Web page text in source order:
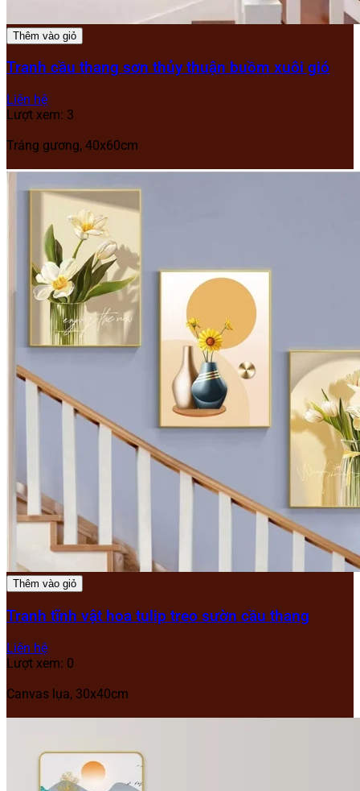
Thêm vào giỏ
Tranh cầu thang sơn thủy thuận buồm xuôi gió
Liên hệ
Lượt xem: 3
Tráng gương, 40x60cm
Thêm vào giỏ
Tranh tĩnh vật hoa tulip treo sườn cầu thang
Liên hệ
Lượt xem: 0
Canvas lụa, 30x40cm